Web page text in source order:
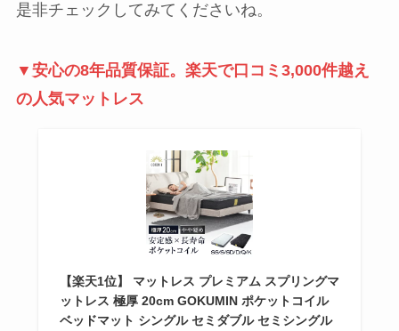
是非チェックしてみてくださいね。
▼安心の8年品質保証。楽天で口コミ3,000件越え
の人気マットレス
【楽天1位】 マットレス プレミアム スプリングマ
ットレス 極厚 20cm GOKUMIN ポケットコイル
ベッドマット シングル セミダブル セミシングル